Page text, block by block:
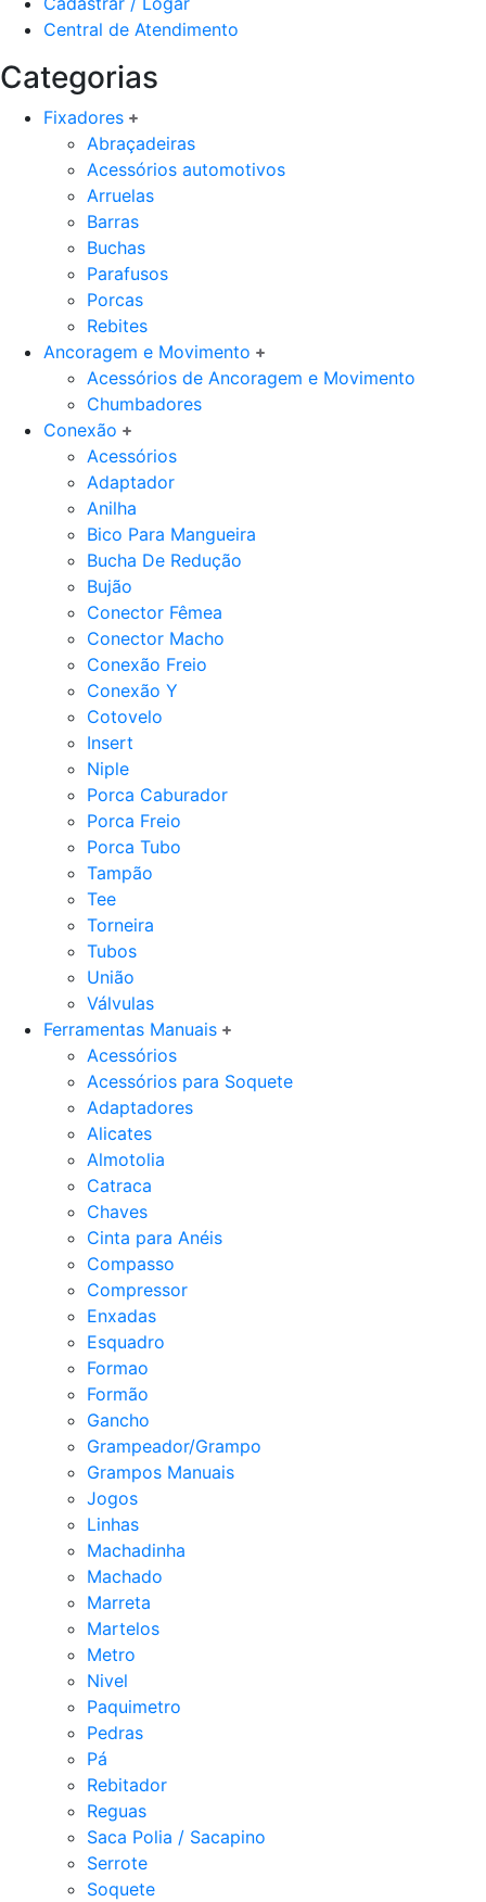
Central de Atendimento
Categorias
Fixadores
Abraçadeiras
Acessórios automotivos
Arruelas
Barras
Buchas
Parafusos
Porcas
Rebites
Ancoragem e Movimento
Acessórios de Ancoragem e Movimento
Chumbadores
Conexão
Acessórios
Adaptador
Anilha
Bico Para Mangueira
Bucha De Redução
Bujão
Conector Fêmea
Conector Macho
Conexão Freio
Conexão Y
Cotovelo
Insert
Niple
Porca Caburador
Porca Freio
Porca Tubo
Tampão
Tee
Torneira
Tubos
União
Válvulas
Ferramentas Manuais
Acessórios
Acessórios para Soquete
Adaptadores
Alicates
Almotolia
Catraca
Chaves
Cinta para Anéis
Compasso
Compressor
Enxadas
Esquadro
Formao
Formão
Gancho
Grampeador/Grampo
Grampos Manuais
Jogos
Linhas
Machadinha
Machado
Marreta
Martelos
Metro
Nivel
Paquimetro
Pedras
Pá
Rebitador
Reguas
Saca Polia / Sacapino
Serrote
Soquete